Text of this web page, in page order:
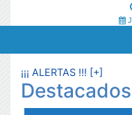
MENÚ RESPONSIVE
¡¡¡ ALERTAS !!! [+]
Destacados